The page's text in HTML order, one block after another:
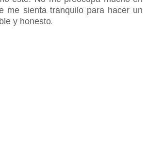
me sienta tranquilo para hacer un
y honesto.